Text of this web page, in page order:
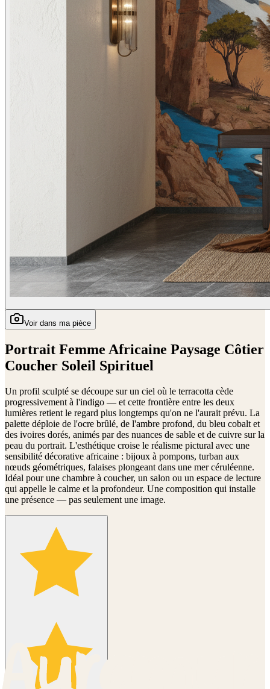
Voir dans ma pièce
Portrait Femme Africaine Paysage Côtier
Coucher Soleil Spirituel
Un profil sculpté se découpe sur un ciel où le terracotta cède
progressivement à l'indigo — et cette frontière entre les deux
lumières retient le regard plus longtemps qu'on ne l'aurait prévu. La
palette déploie de l'ocre brûlé, de l'ambre profond, du bleu cobalt et
des ivoires dorés, animés par des nuances de sable et de cuivre sur la
peau du portrait. L'esthétique croise le réalisme pictural avec une
sensibilité décorative africaine : bijoux à pompons, turban aux
nœuds géométriques, falaises plongeant dans une mer céruléenne.
Idéal pour une chambre à coucher, un salon ou un espace de lecture
qui appelle le calme et la profondeur. Une composition qui installe
une présence — pas seulement une image.